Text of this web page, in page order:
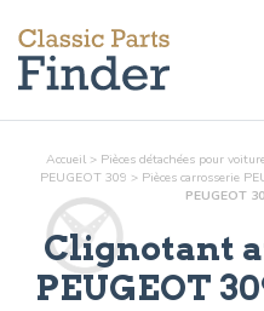
Accueil > Pièces détachées pour
PEUGEOT 309 > Pièces carrosserie
PEUGEOT
Clignotant
PEUGEOT